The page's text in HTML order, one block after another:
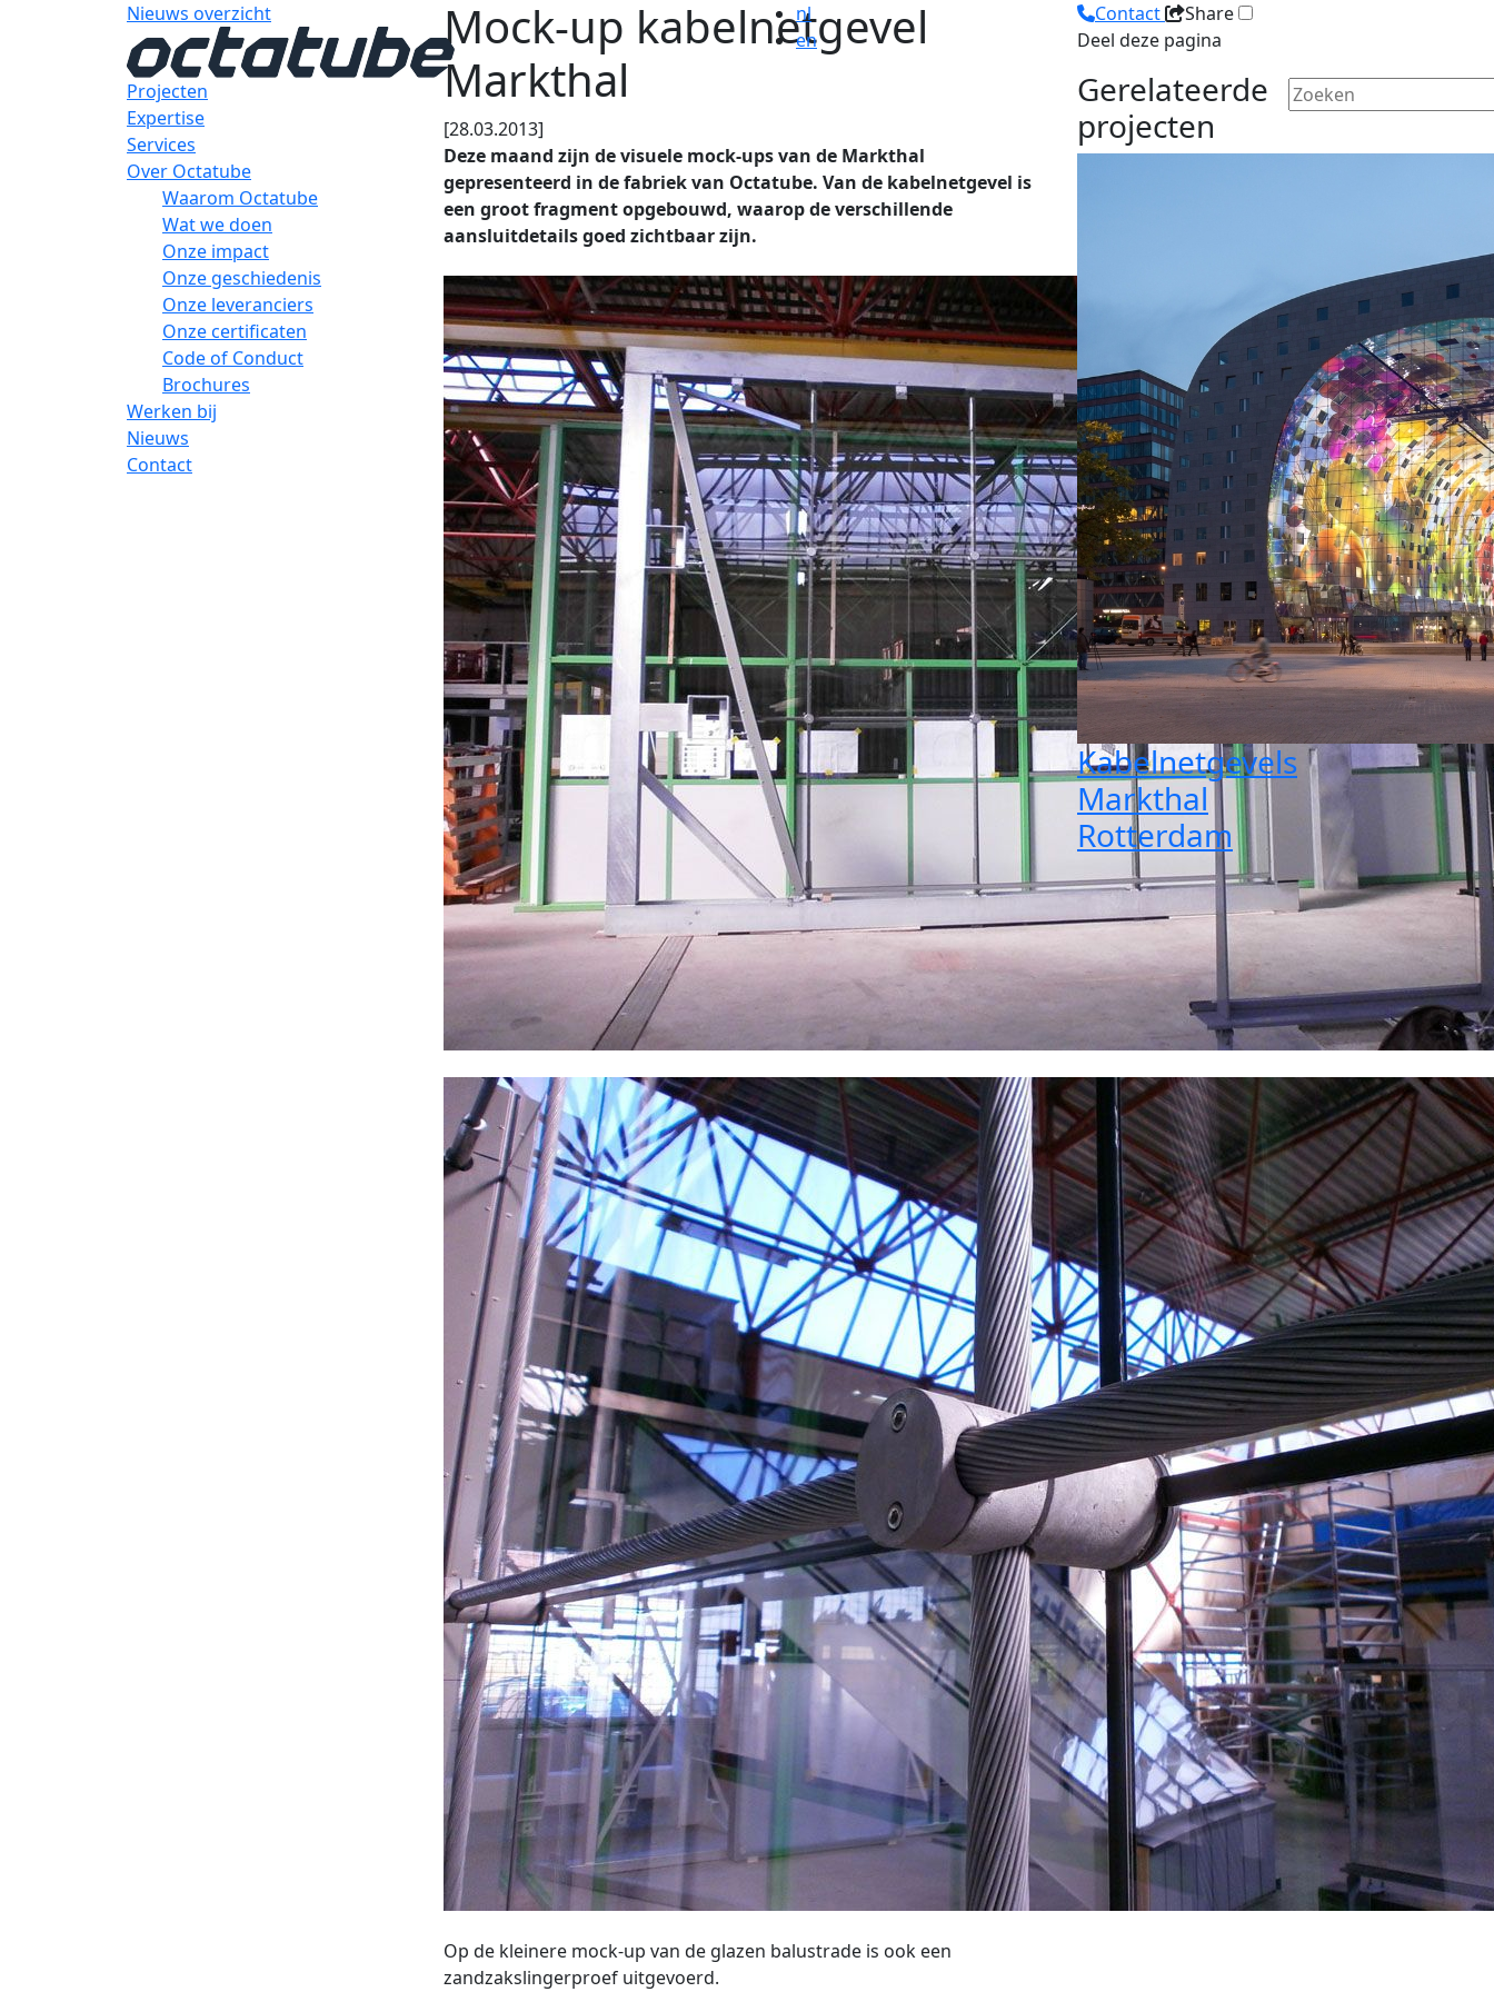
nl
en
Projecten
Expertise
Services
Over Octatube
Waarom Octatube
Wat we doen
Onze impact
Onze geschiedenis
Onze leveranciers
Onze certificaten
Code of Conduct
Brochures
Werken bij
Nieuws
Contact
Nieuws overzicht
Mock-up kabelnetgevel
Markthal
[28.03.2013]
Deze maand zijn de visuele mock-ups van de Markthal
gepresenteerd in de fabriek van Octatube. Van de kabelnetgevel is
een groot fragment opgebouwd, waarop de verschillende
aansluitdetails goed zichtbaar zijn.
Op de kleinere mock-up van de glazen balustrade is ook een
zandzakslingerproef uitgevoerd.
Contact
Share
Deel deze pagina
Gerelateerde
projecten
Kabelnetgevels
Markthal
Rotterdam